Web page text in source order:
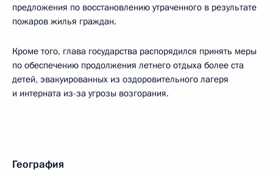
предложения по восстановлению утраченного в результате
пожаров жилья граждан.
Кроме того, глава государства распорядился принять меры
по обеспечению продолжения летнего отдыха более ста
детей, эвакуированных из оздоровительного лагеря
и интерната из-за угрозы возгорания.
География